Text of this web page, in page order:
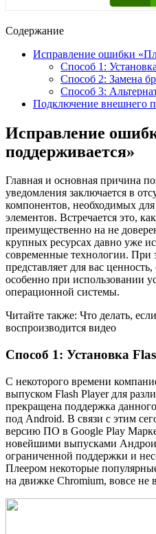
Содержание
Исправление ошибки
Способ 1:
Способ 2: Замена
Способ 3:
Подключение внешнего
Исправление
поддерживается»
Главная и основная причина
уведомления заключается в
компонентов, необходимых
элементов. Встречается это,
преимущественно на не
крупных ресурсах давно уже
современные технологии. При
представляет для вас
особенно при использовании
операционной системы.
Читайте также: Что делать,
воспроизводится видео
Способ 1: Установка
С некоторого времени
выпуском Flash Player для
прекращена поддержка
под Android. В связи с этим
версию ПО в Google Play
новейшими выпусками
ограниченной поддержки и
Плеером некоторые
на движке Chromium, вовсе не